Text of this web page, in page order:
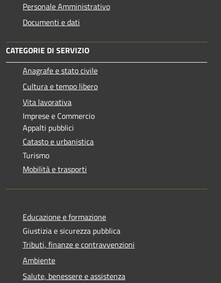
Personale Amministrativo
Documenti e dati
CATEGORIE DI SERVIZIO
Anagrafe e stato civile
Cultura e tempo libero
Vita lavorativa
Imprese e Commercio
Appalti pubblici
Catasto e urbanistica
Turismo
Mobilità e trasporti
Educazione e formazione
Giustizia e sicurezza pubblica
Tributi, finanze e contravvenzioni
Ambiente
Salute, benessere e assistenza